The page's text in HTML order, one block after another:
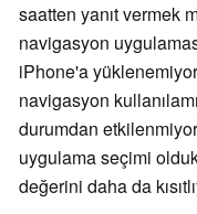
saatten yanıt vermek
navigasyon
iPhone'a
navigasyon
durumdan
uygulama seçimi
değerini daha da